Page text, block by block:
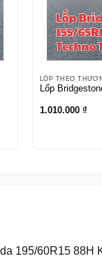
LỐP THEO
Lốp
1.010.000 ₫
195/60R15 88H